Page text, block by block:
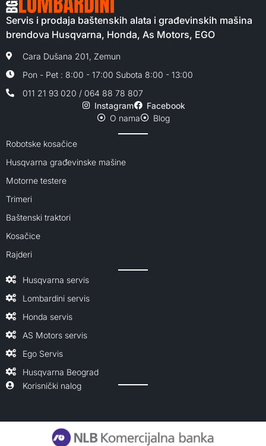
Servis i prodaja baštenskih alata i građevinskih mašina
brendova Husqvarna, Honda, As Motors, EGO
Cara Dušana 201, Zemun
Pon - Pet : 8:00 - 17:00 Subota 8:00 - 13:00
011 21 93 020 / 064 88 78 807
Instagram
Facebook
O nama
Blog
Robotske kosačice
Husqvarna građevinske mašine
Motorne testere
Trimeri
Baštenski traktori
Kosačice
Rajderi
Husqvarna servis
Lombardini servis
Honda servis
AS Motors servis
Ego Servis
Husqvarna Beograd
Korisnički nalog